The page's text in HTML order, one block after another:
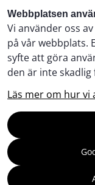
Webbplatsen
Vi använder oss
på vår webbplats.
syfte att göra
den är inte
Läs mer om hur vi